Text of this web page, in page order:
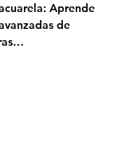
Aprende
de